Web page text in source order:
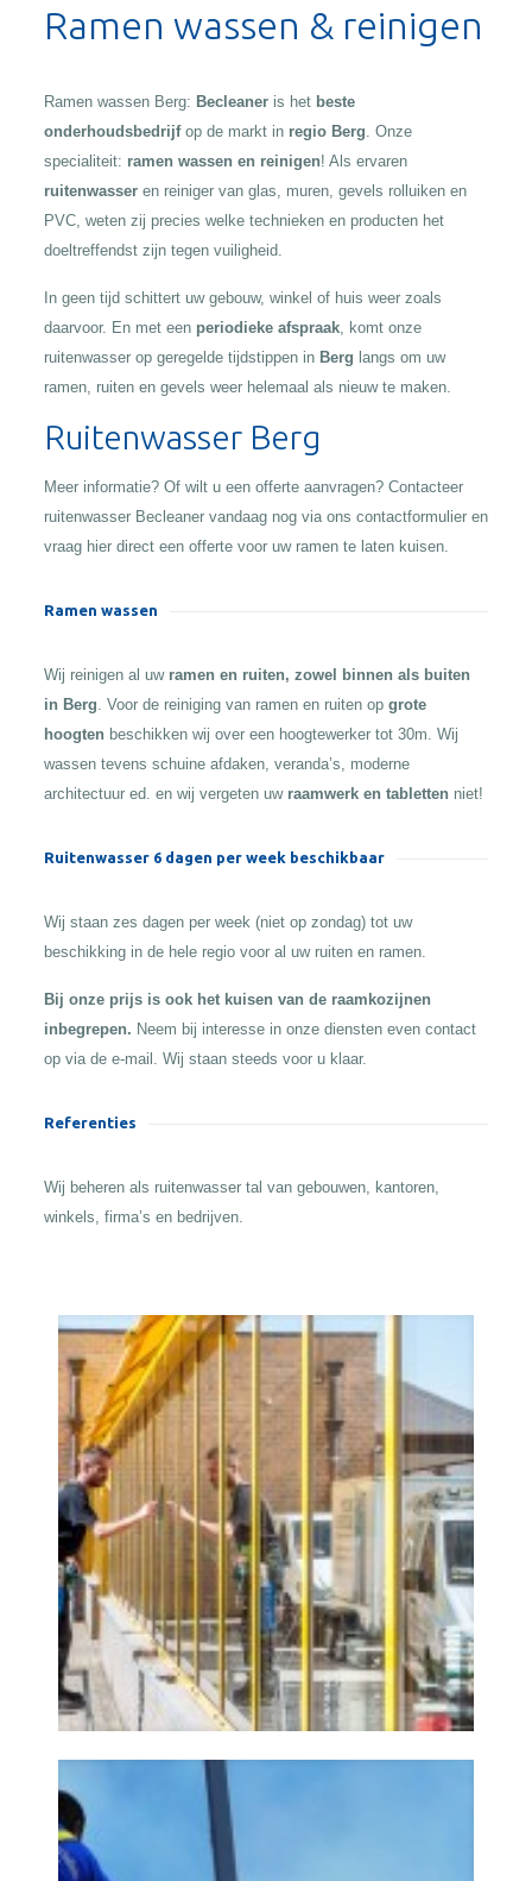
Ramen wassen & reinigen
Ramen wassen Berg: Becleaneris het beste
onderhoudsbedrijfop de markt in regio Berg. Onze
specialiteit: ramen wassen en reinigen! Als ervaren
ruitenwasseren reiniger van glas, muren, gevels rolluiken en
PVC, weten zij precies welke technieken en producten het
doeltreffendst zijn tegen vuiligheid.
In geen tijd schittert uw gebouw, winkel of huis weer zoals
daarvoor. En met een periodieke afspraak, komt onze
ruitenwasser op geregelde tijdstippen in Berg langs om uw
ramen, ruiten en gevels weer helemaal als nieuw te maken.
Ruitenwasser Berg
Meer informatie? Of wilt u een offerte aanvragen? Contacteer
ruitenwasser Becleaner vandaag nog via ons contactformulier en
vraag hier direct een offerte voor uw ramen te laten kuisen.
Ramen wassen
Wij reinigen al uw ramen en ruiten, zowel binnen als buiten
in Berg. Voor de reiniging van ramen en ruiten op grote
hoogten beschikken wij over een hoogtewerker tot 30m. Wij
wassen tevens schuine afdaken, veranda’s, moderne
architectuur ed. en wij vergeten uw raamwerk en tabletten niet!
Ruitenwasser 6 dagen per week beschikbaar
Wij staan zes dagen per week (niet op zondag) tot uw
beschikking in de hele regio voor al uw ruiten en ramen.
Bij onze prijs is ook het kuisen van de raamkozijnen
inbegrepen. Neem bij interesse in onze diensten even contact
op via de e-mail. Wij staan steeds voor u klaar.
Referenties
Wij beheren als ruitenwasser tal van gebouwen, kantoren,
winkels, firma’s en bedrijven.